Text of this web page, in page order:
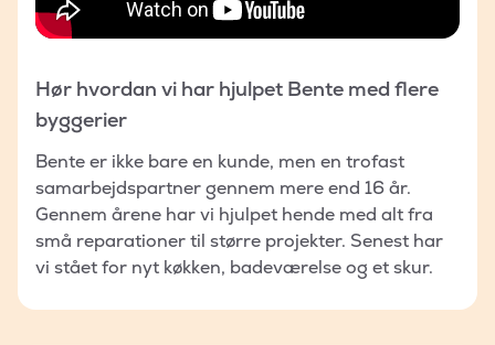
Hør hvordan vi har hjulpet Bente med flere
byggerier
Bente er ikke bare en kunde, men en trofast
samarbejdspartner gennem mere end 16 år.
Gennem årene har vi hjulpet hende med alt fra
små reparationer til større projekter. Senest har
vi stået for nyt køkken, badeværelse og et skur.